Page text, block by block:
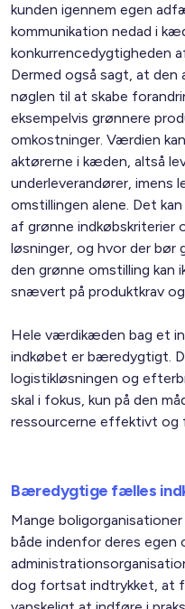
kunden igennem egen
kommunikation nedad i
konkurrencedygtigheden
Dermed også sagt, at den
nøglen til at skabe
eksempelvis grønnere
omkostninger. Værdien
aktørerne i kæden, altså
underleverandører, imens
omstillingen alene. Det
af grønne indkøbskriterier
løsninger, og hvor der
den grønne omstilling kan
snævert på produktkrav
Hele værdikæden bag et
indkøbet er bæredygtigt.
logistikløsningen og
skal i fokus, kun på den
ressourcerne effektivt og
Bæredygtige fælles
Mange
både indenfor deres egen
dog fortsat indtrykket, at